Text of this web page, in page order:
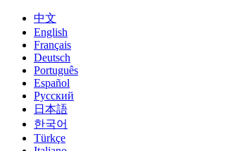
中文
English
Français
Deutsch
Português
Español
Русский
日本語
한국어
Türkçe